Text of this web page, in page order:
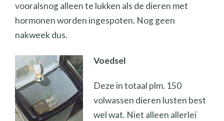
vooralsnog alleen te lukken als de dieren met
hormonen worden ingespoten. Nog geen
nakweek dus.
Voedsel
Deze in totaal plm. 150
volwassen dieren lusten best
wel wat. Niet alleen allerlei